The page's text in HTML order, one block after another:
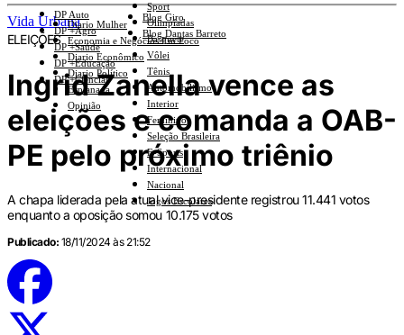
Sport
Olimpíadas
Basquete
Vôlei
Tênis
Automobilismo
Interior
Feminino
Seleção Brasileira
E-Sports
Internacional
Nacional
Jogos Escolares
DP Auto
DP +Agro
DP +Saúde
DP +Educação
DP +Ciências
Diario Mulher
Economia e Negócios Em Foco
Diario Econômico
Diario Político
Esplanada
Opinião
Blog Giro
Blog Dantas Barreto
Vida Urbana
ELEIÇÕES
Ingrid Zanella vence as
eleições e comanda a OAB-
PE pelo próximo triênio
A chapa liderada pela atual vice-presidente registrou 11.441 votos
enquanto a oposição somou 10.175 votos
Publicado: 18/11/2024 às 21:52